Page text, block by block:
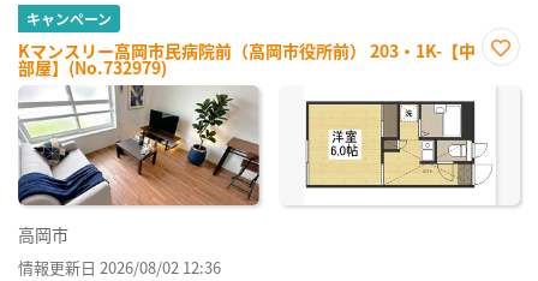
キャンペーン
Kマンスリー高岡市民病院前（高岡市役所前） 203・1K-【中
部屋】(No.732979)
に入
高岡市
情報更新日 2026/08/02 12:36